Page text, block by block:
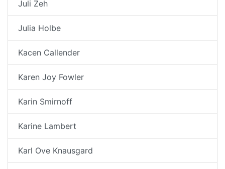
Juli Zeh
Julia Holbe
Kacen Callender
Karen Joy Fowler
Karin Smirnoff
Karine Lambert
Karl Ove Knausgard